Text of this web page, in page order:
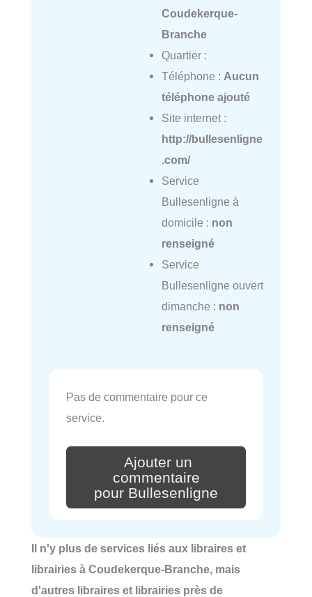
Coudekerque-
Branche
Quartier :
Téléphone : Aucun
téléphone ajouté
Site internet :
http://bullesenligne
.com/
Service
Bullesenligne à
domicile : non
renseigné
Service
Bullesenligne ouvert
dimanche : non
renseigné
Pas de commentaire pour ce
service.
Ajouter un
commentaire
pour Bullesenligne
Il n'y plus de services liés aux libraires et
librairies à Coudekerque-Branche, mais
d'autres libraires et librairies près de